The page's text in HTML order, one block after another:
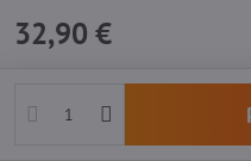
32,90 €